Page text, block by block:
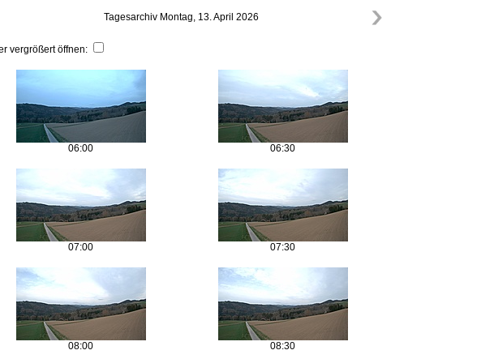
Tagesarchiv Montag, 13. April 2026
vergrößert öffnen:
06:00 06:30
07:00 07:30
08:00 08:30